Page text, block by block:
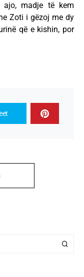
madje të kem
Zoti i gëzoj me dy
që e kishin, por